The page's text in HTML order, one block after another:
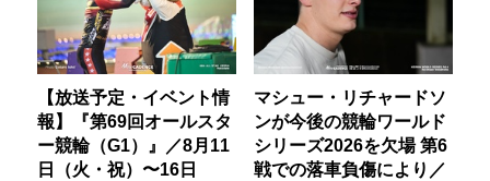
【放送予定・イベント情
報】『第69回オールスタ
ー競輪（G1）』／8月11
日（火・祝）〜16日
マシュー・リチャードソ
ンが今後の競輪ワールド
シリーズ2026を欠場 第6
戦での落車負傷により／